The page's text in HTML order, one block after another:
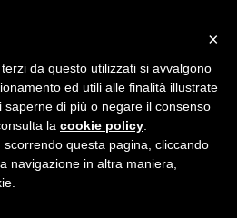
nel Quadriportico
© Marco Mercuri
previsto nella pagina dedicata.
disabilitare il tracciamento di
Privacy e cookie policy
×
da questo utilizzati si avvalgono
ed utili alle finalità illustrate
saperne di più o negare il consenso
la cookie policy
questa pagina, cliccando
navigazione in altra maniera,